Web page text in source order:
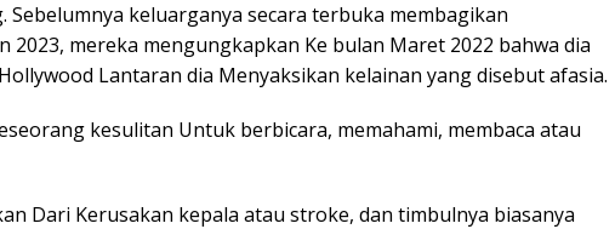
Sebelumnya keluarganya secara terbuka membagikan
2023, mereka mengungkapkan Ke bulan Maret 2022 bahwa dia
Lantaran dia Menyaksikan kelainan yang disebut afasia.
kesulitan Untuk berbicara, memahami, membaca atau
Dari Kerusakan kepala atau stroke, dan timbulnya biasanya